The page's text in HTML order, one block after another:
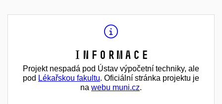
Informace
Projekt nespadá pod Ústav výpočetní techniky, ale
pod Lékařskou fakultu. Oficiální stránka projektu je
na webu muni.cz.